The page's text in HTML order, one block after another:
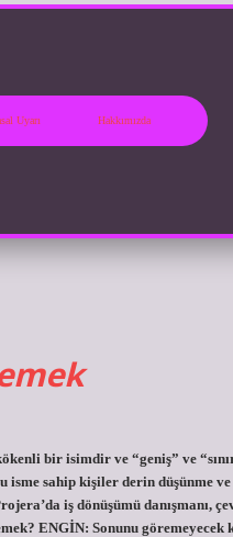
Uyarı Hakkımızda
bir isimdir ve “geniş” ve
sahip kişiler derin düşünme ve
iş dönüşümü
ENGİN: Sonunu